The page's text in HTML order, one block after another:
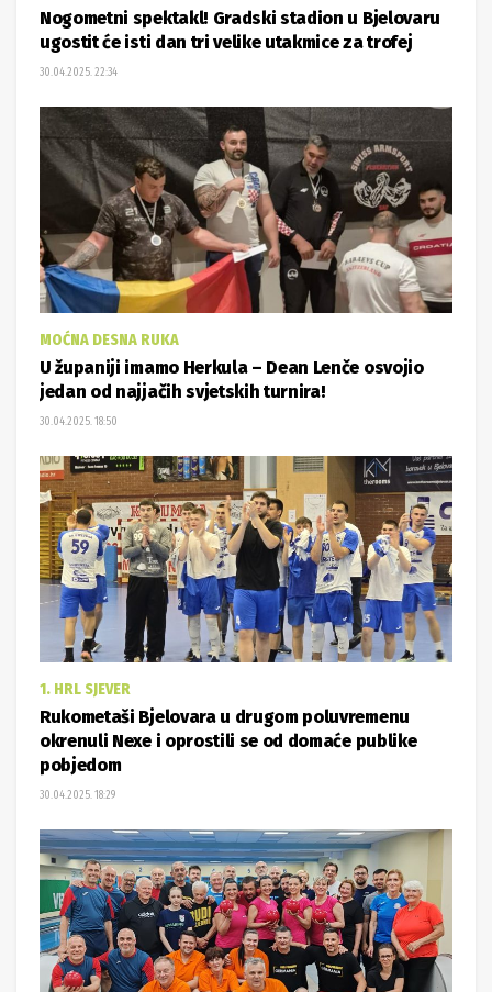
Nogometni spektakl! Gradski stadion u Bjelovaru
ugostit će isti dan tri velike utakmice za trofej
30.04.2025. 22:34
MOĆNA DESNA RUKA
U županiji imamo Herkula – Dean Lenče osvojio
jedan od najjačih svjetskih turnira!
30.04.2025. 18:50
1. HRL SJEVER
Rukometaši Bjelovara u drugom poluvremenu
okrenuli Nexe i oprostili se od domaće publike
pobjedom
30.04.2025. 18:29